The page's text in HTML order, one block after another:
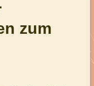
zum